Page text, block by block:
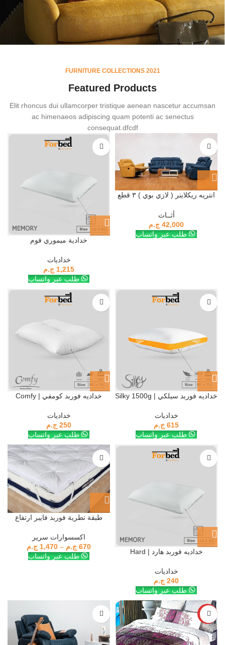
YELLOW
FURNITURE COLLECTIONS 2021
Featured Products
Elit rhoncus dui ullamcorper tristique aenean nascetur accumsan
ac himenaeos adipiscing quam potenti ac senectus
consequat.dfcdf
انتريه ريكلاينر ( لازي بوي ) ٣ قطع
أثــاث
42,000 ج.م
طلب عبر واتساب
خدادية ميموري فوم
خداديات
1,215 ج.م
طلب عبر واتساب
خداديه فوربد سيلكي | Silky 1500g
خداديات
615 ج.م
طلب عبر واتساب
خداديه فوربد كومفي | Comfy
خداديات
250 ج.م
طلب عبر واتساب
خداديه فوربد هارد | Hard
خداديات
240 ج.م
طلب عبر واتساب
طبقة تطرية فوربد فايبر ارتفاع
اكسسوارات سرير
670 ج.م –
1,470 ج.م
طلب عبر واتساب